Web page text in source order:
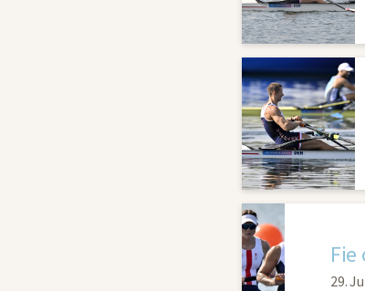
29.